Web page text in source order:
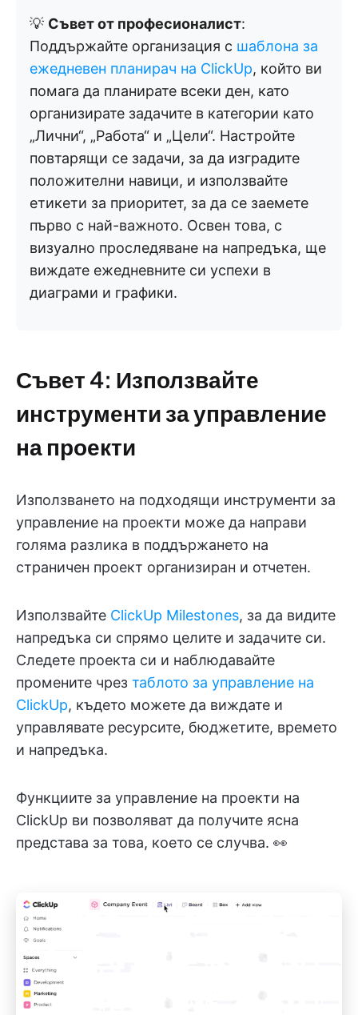
💡 Съвет от професионалист:
Поддържайте организация с шаблона за
ежедневен планирач на ClickUp, който ви
помага да планирате всеки ден, като
организирате задачите в категории като
„Лични“, „Работа“ и „Цели“. Настройте
повтарящи се задачи, за да изградите
положителни навици, и използвайте
етикети за приоритет, за да се заемете
първо с най-важното. Освен това, с
визуално проследяване на напредъка, ще
виждате ежедневните си успехи в
диаграми и графики.
Съвет 4: Използвайте
инструменти за управление
на проекти
Използването на подходящи инструменти за
управление на проекти може да направи
голяма разлика в поддържането на
страничен проект организиран и отчетен.
Използвайте ClickUp Milestones, за да видите
напредъка си спрямо целите и задачите си.
Следете проекта си и наблюдавайте
промените чрез таблото за управление на
ClickUp, където можете да виждате и
управлявате ресурсите, бюджетите, времето
и напредъка.
Функциите за управление на проекти на
ClickUp ви позволяват да получите ясна
представа за това, което се случва. 👀